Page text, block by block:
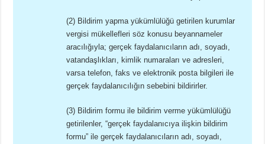
(2) Bildirim yapma yükümlülüğü getirilen kurumlar
vergisi mükellefleri söz konusu beyannameler
aracılığıyla; gerçek faydalanıcıların adı, soyadı,
vatandaşlıkları, kimlik numaraları ve adresleri,
varsa telefon, faks ve elektronik posta bilgileri ile
gerçek faydalanıcılığın sebebini bildirirler.
(3) Bildirim formu ile bildirim verme yükümlülüğü
getirilenler, “gerçek faydalanıcıya ilişkin bildirim
formu” ile gerçek faydalanıcıların adı, soyadı,